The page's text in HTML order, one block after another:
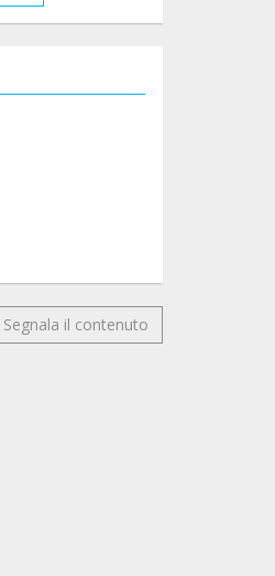
Segnala il contenuto